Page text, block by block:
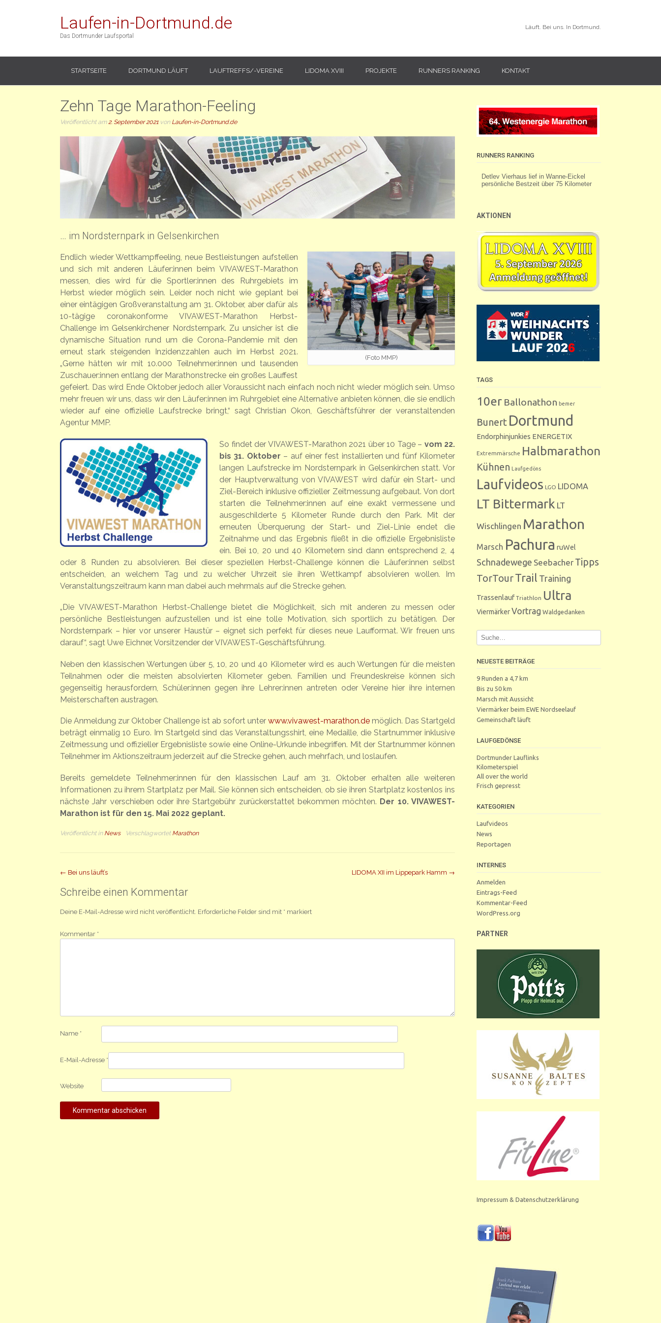
Laufen-in-Dortmund.de
Das Dortmunder Laufsportal
Läuft. Bei uns. In Dortmund.
STARTSEITE DORTMUND LÄUFT LAUFTREFFS/-VEREINE LIDOMA XVIII PROJEKTE RUNNERS RANKING KONTAKT
Zehn Tage Marathon-Feeling
Veröffentlicht am2. September 2021 von Laufen-in-Dortmund.de
… im Nordsternpark in Gelsenkirchen
(Foto MMP)
Endlich wieder Wettkampffeeling, neue Bestleistungen aufstellen
und sich mit anderen Läufer:innen beim VIVAWEST-Marathon
messen, dies wird für die Sportler:innen des Ruhrgebiets im
Herbst wieder möglich sein. Leider noch nicht wie geplant bei
einer eintägigen Großveranstaltung am 31. Oktober, aber dafür als
10-tägige coronakonforme VIVAWEST-Marathon Herbst-
Challenge im Gelsenkirchener Nordsternpark. Zu unsicher ist die
dynamische Situation rund um die Corona-Pandemie mit den
erneut stark steigenden Inzidenzzahlen auch im Herbst 2021.
„Gerne hätten wir mit 10.000 Teilnehmer:innen und tausenden
Zuschauer:innen entlang der Marathonstrecke ein großes Lauffest
gefeiert. Das wird Ende Oktober jedoch aller Voraussicht nach einfach noch nicht wieder möglich sein. Umso
mehr freuen wir uns, dass wir den Läufer:innen im Ruhrgebiet eine Alternative anbieten können, die sie endlich
wieder auf eine offizielle Laufstrecke bringt,“ sagt Christian Okon, Geschäftsführer der veranstaltenden
Agentur MMP.
So findet der VIVAWEST-Marathon 2021 über 10 Tage – vom 22.
bis 31. Oktober – auf einer fest installierten und fünf Kilometer
langen Laufstrecke im Nordsternpark in Gelsenkirchen statt. Vor
der Hauptverwaltung von VIVAWEST wird dafür ein Start- und
Ziel-Bereich inklusive offizieller Zeitmessung aufgebaut. Von dort
starten die Teilnehmer:innen auf eine exakt vermessene und
ausgeschilderte 5 Kilometer Runde durch den Park. Mit der
erneuten Überquerung der Start- und Ziel-Linie endet die
Zeitnahme und das Ergebnis fließt in die offizielle Ergebnisliste
ein. Bei 10, 20 und 40 Kilometern sind dann entsprechend 2, 4
oder 8 Runden zu absolvieren. Bei dieser speziellen Herbst-Challenge können die Läufer:innen selbst
entscheiden, an welchem Tag und zu welcher Uhrzeit sie ihren Wettkampf absolvieren wollen. Im
Veranstaltungszeitraum kann man dabei auch mehrmals auf die Strecke gehen.
„Die VIVAWEST-Marathon Herbst-Challenge bietet die Möglichkeit, sich mit anderen zu messen oder
persönliche Bestleistungen aufzustellen und ist eine tolle Motivation, sich sportlich zu betätigen. Der
Nordsternpark – hier vor unserer Haustür – eignet sich perfekt für dieses neue Laufformat. Wir freuen uns
darauf“, sagt Uwe Eichner, Vorsitzender der VIVAWEST-Geschäftsführung.
Neben den klassischen Wertungen über 5, 10, 20 und 40 Kilometer wird es auch Wertungen für die meisten
Teilnahmen oder die meisten absolvierten Kilometer geben. Familien und Freundeskreise können sich
gegenseitig herausfordern, Schüler:innen gegen ihre Lehrer:innen antreten oder Vereine hier ihre internen
Meisterschaften austragen.
Die Anmeldung zur Oktober Challenge ist ab sofort unter www.vivawest-marathon.de möglich. Das Startgeld
beträgt einmalig 10 Euro. Im Startgeld sind das Veranstaltungsshirt, eine Medaille, die Startnummer inklusive
Zeitmessung und offizieller Ergebnisliste sowie eine Online-Urkunde inbegriffen. Mit der Startnummer können
Teilnehmer im Aktionszeitraum jederzeit auf die Strecke gehen, auch mehrfach, und loslaufen.
Bereits gemeldete Teilnehmer:innen für den klassischen Lauf am 31. Oktober erhalten alle weiteren
Informationen zu ihrem Startplatz per Mail. Sie können sich entscheiden, ob sie ihren Startplatz kostenlos ins
nächste Jahr verschieben oder ihre Startgebühr zurückerstattet bekommen möchten. Der 10. VIVAWEST-
Marathon ist für den 15. Mai 2022 geplant.
Veröffentlicht in News Verschlagwortet Marathon
Beitrag
Navigation
← Bei uns läuft’s LIDOMA XII im Lippepark Hamm →
Schreibe einen Kommentar
Deine E-Mail-Adresse wird nicht veröffentlicht. Erforderliche Felder sind mit * markiert
Kommentar *
Name *
E-Mail-Adresse *
Website
RUNNERS RANKING
AKTIONEN
TAGS
10er Ballonathon bemer
Bunert Dortmund
Endorphinjunkies ENERGETIX
Extremmärsche Halbmarathon
Kühnen Laufgedöns
Laufvideos LGO LIDOMA
LT Bittermark LT
Wischlingen Marathon
Marsch Pachura ruWel
Schnadewege Seebacher Tipps
TorTourTrail Training
Trassenlauf Triathlon Ultra
ViermärkerVortrag Waldgedanken
NEUESTE BEITRÄGE
9 Runden a 4,7 km
Bis zu 50 km
Marsch mit Aussicht
Viermärker beim EWE Nordseelauf
Gemeinschaft läuft
LAUFGEDÖNSE
Dortmunder Lauflinks
Kilometerspiel
All over the world
Frisch gepresst
KATEGORIEN
Laufvideos
News
Reportagen
INTERNES
Anmelden
Eintrags-Feed
Kommentar-Feed
WordPress.org
PARTNER
Impressum & Datenschutzerklärung